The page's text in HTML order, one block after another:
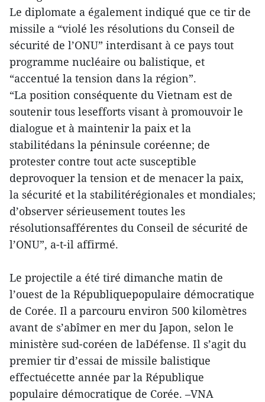
Le diplomate a également indiqué que ce tir de
missile a “violé les résolutions du Conseil de
sécurité de l’ONU” interdisant à ce pays tout
programme nucléaire ou balistique, et
“accentué la tension dans la région”.
“La position conséquente du Vietnam est de
soutenir tous lesefforts visant à promouvoir le
dialogue et à maintenir la paix et la
stabilitédans la péninsule coréenne; de
protester contre tout acte susceptible
deprovoquer la tension et de menacer la paix,
la sécurité et la stabilitérégionales et mondiales;
d’observer sérieusement toutes les
résolutionsafférentes du Conseil de sécurité de
l’ONU”, a-t-il affirmé.
Le projectile a été tiré dimanche matin de
l’ouest de la Républiquepopulaire démocratique
de Corée. Il a parcouru environ 500 kilomètres
avant de s’abîmer en mer du Japon, selon le
ministère sud-coréen de laDéfense. Il s’agit du
premier tir d’essai de missile balistique
effectuécette année par la République
populaire démocratique de Corée. –VNA